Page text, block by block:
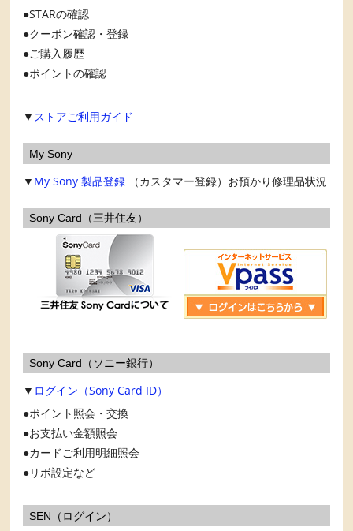
STARの確認
クーポン確認・登録
ご購入履歴
ポイントの確認
▼ ストアご利用ガイド
My Sony
▼ My Sony 製品登録 （カスタマー登録）お預かり修理品状況
Sony Card（三井住友）
Sony Card（ソニー銀行）
▼ ログイン（Sony Card ID）
ポイント照会・交換
お支払い金額照会
カードご利用明細照会
リボ設定など
SEN（ログイン）